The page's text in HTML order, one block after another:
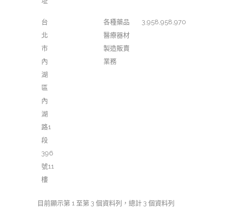
台
北
市
內
湖
區
內
湖
路1
段
396
號11
樓
各種藥品
醫療器材
製造販賣
業務
3,958,958,970
目前顯示第 1 至第 3 個資料列，總計 3 個資料列